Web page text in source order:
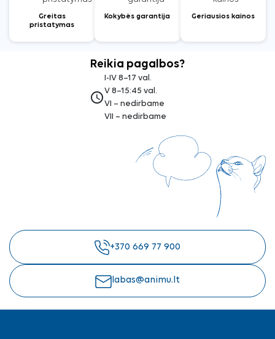
Greitas
pristatymas
Kokybės garantija Geriausios kainos
Reikia pagalbos?
access_time
I-IV 8–17 val.
V 8–15:45 val.
VI – nedirbame
VII – nedirbame
+370 669 77 900
labas@animu.lt